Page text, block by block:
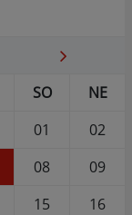
SO
NE
01
02
08
09
15
16